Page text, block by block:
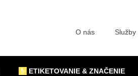
ETIKETOVANIE & ZNAČENIE
O nás Služby